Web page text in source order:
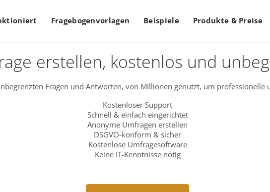
Fragebogenvorlagen Beispiele Produkte & Preise
erstellen, kostenlos und
Fragen und Antworten, von Millionen genutzt, um professionelle
Kostenloser Support
Schnell & einfach eingerichtet
Anonyme Umfragen erstellen
DSGVO-konform & sicher
Kostenlose Umfragesoftware
Keine IT-Kenntnisse nötig